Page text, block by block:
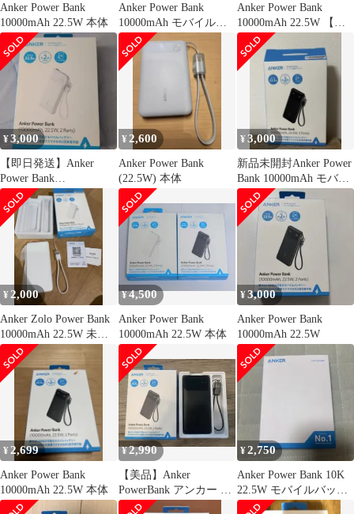
Anker Power Bank
10000mAh 22.5W 本体
Anker Power Bank
10000mAh モバイルバ
ッテリー
Anker Power Bank
10000mAh 22.5W 【未
開封品】
¥3,000
【即日発送】Anker
Power Bank
10000mAh22.5W2ポー
ト
¥ 2,600
Anker Power Bank
(22.5W) 本体
¥3,000
新品未開封Anker Power
Bank 10000mAh モバイ
ルバッテリー
¥ 2,000
Anker Zolo Power Bank
10000mAh 22.5W 未使
用
¥4,500
Anker Power Bank
10000mAh 22.5W 本体
¥3,000
Anker Power Bank
10000mAh 22.5W
¥2,699
Anker Power Bank
10000mAh 22.5W 本体
¥2,990
【美品】Anker
PowerBank アンカー パ
ワーバンク10000mAh
¥2,750
Anker Power Bank 10K
22.5W モバイルバッテ
リー